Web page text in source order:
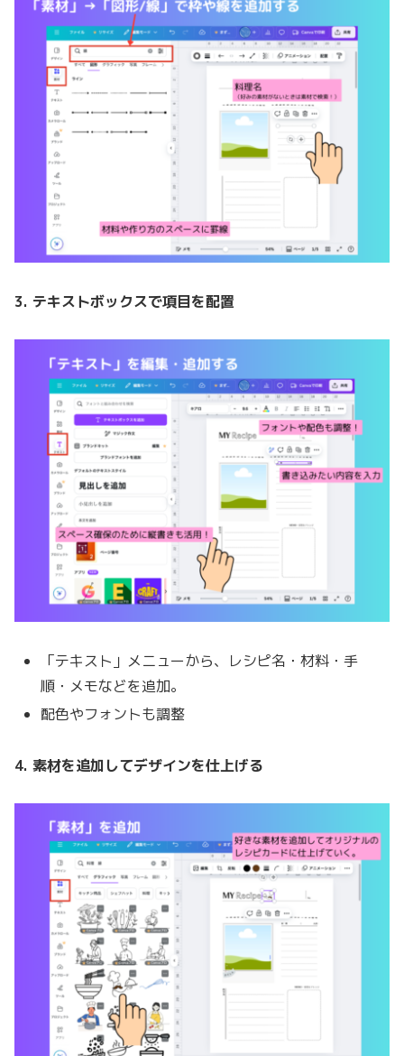
3. テキストボックスで項目を配置
「テキスト」メニューから、レシピ名・材料・手
順・メモなどを追加。
配色やフォントも調整
4. 素材を追加してデザインを仕上げる